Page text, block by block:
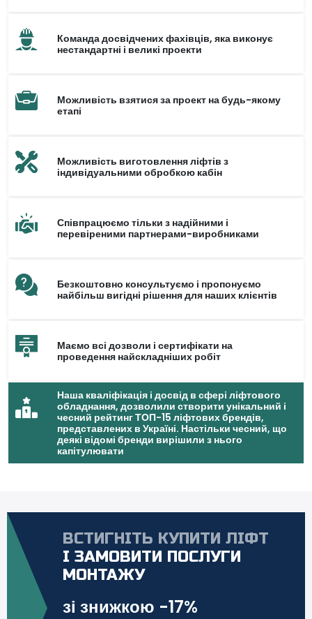
Команда досвідчених фахівців, яка виконує
нестандартні і великі проекти
Можливість взятися за проект на будь-якому
етапі
Можливість виготовлення ліфтів з
індивідуальними обробкою кабін
Співпрацюємо тільки з надійними і
перевіреними партнерами-виробниками
Безкоштовно консультуємо і пропонуємо
найбільш вигідні рішення для наших клієнтів
Маємо всі дозволи і сертифікати на
проведення найскладніших робіт
Наша кваліфікація і досвід в сфері ліфтового
обладнання, дозволили створити унікальний і
чесний рейтинг ТОП-15 ліфтових брендів,
представлених в Україні. Настільки чесний, що
деякі відомі бренди вирішили з нього
капітулювати
ВСТИГНІТЬ КУПИТИ ЛІФТ
І ЗАМОВИТИ ПОСЛУГИ
МОНТАЖУ
зі знижкою -17%